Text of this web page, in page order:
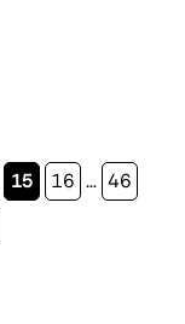
Page
15 Page
16 … Page
46